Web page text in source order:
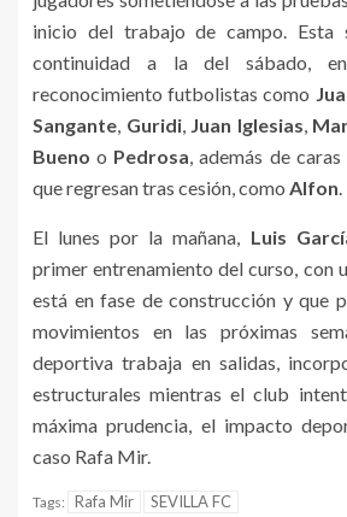
inicio del trabajo de campo. Esta
continuidad a la del sábado,
reconocimiento futbolistas como
Sangante, Guridi, Juan Iglesias,
Bueno o Pedrosa, además de
que regresan tras cesión, como Alfon.
El lunes por la mañana, Luis
primer entrenamiento del curso, con
está en fase de construcción y que
movimientos en las próximas
deportiva trabaja en salidas,
estructurales mientras el club
máxima prudencia, el impacto
caso Rafa Mir.
Tags: Rafa Mir SEVILLA FC